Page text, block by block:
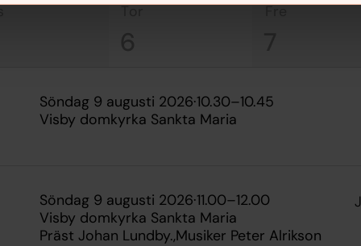
tor
6
fre
söndag 9 augusti 2026·10.30–10.45
Visby domkyrka Sankta Maria
söndag 9 augusti 2026·11.00–12.00
Visby domkyrka Sankta Maria
Präst Johan Lundby. Musiker Peter Alrikson